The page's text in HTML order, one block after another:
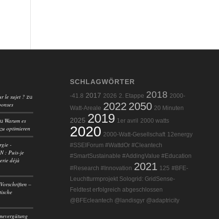
le sujet ? zu
Warum es
optimieren
-
: Puis-je
déjà
–
SCHLAGWÖRTER
-41.8 2017 2026 2. Etappe 2018 2000-
Watt-Areale 2022 2050 20 Minuten
2025 2019 1er avril 2000 watts
2020 2000-Watt-Gesellschaft 12energy
#SSEIForum #WattdOr #Cleantech
#SmartSustainable #AddingValue #Education
#Research #Innovation 2021 125 #BFE-
Leuchtturmprojekt Sologrid: GridSense-
Feldtest erfolgreich abgeschlossen
@BFEcleantech @landisgyr @adaptricity